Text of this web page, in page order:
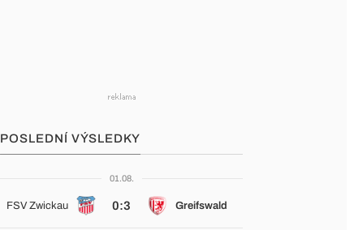
POSLEDNÍ VÝSLEDKY
01.08.
FSV Zwickau 0:3 Greifswald